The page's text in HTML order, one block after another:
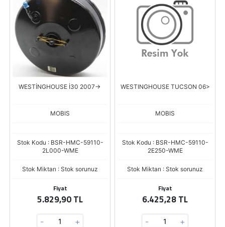
WESTİNGHOUSE İ30 2007->
MOBIS
Stok Kodu : BSR-HMC-59110-
2L000-WME
Stok Miktarı : Stok sorunuz
Fiyat
5.829,90 TL
- +
WESTINGHOUSE TUCSON 06>
MOBIS
Stok Kodu : BSR-HMC-59110-
2E250-WME
Stok Miktarı : Stok sorunuz
Fiyat
6.425,28 TL
- +